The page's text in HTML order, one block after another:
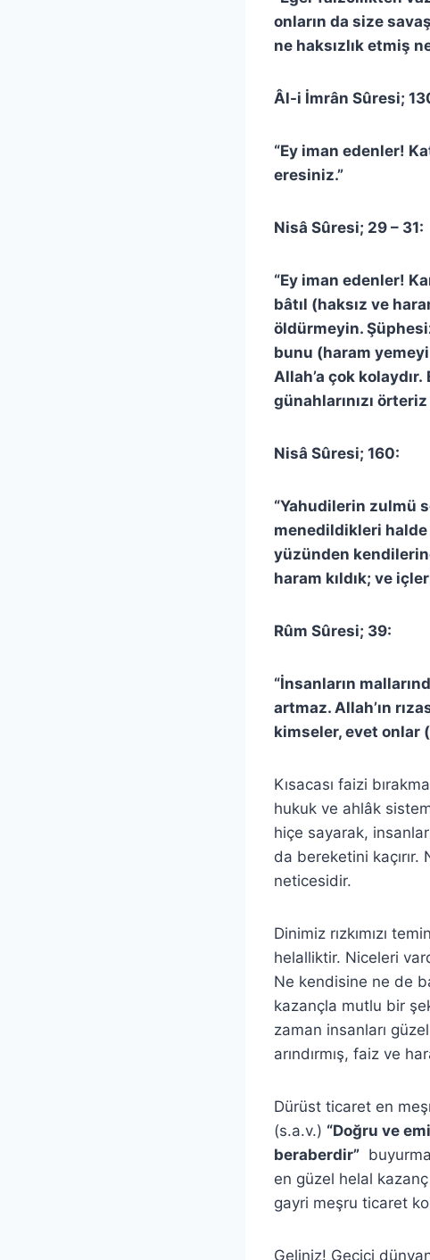
onların da size
ne haksızlık etmiş
Âl-i İmrân Sûresi;
“Ey iman edenler!
eresiniz.”
Nisâ Sûresi; 29 – 31:
“Ey iman edenler!
bâtıl (haksız ve
öldürmeyin.
bunu (haram
Allah’a çok
günahlarınızı
Nisâ Sûresi; 160:
“Yahudilerin zulmü
menedildikleri halde
yüzünden
haram kıldık; ve
Rûm Sûresi; 39:
“İnsanların
artmaz. Allah’ın
kimseler, evet onlar
Kısacası faizi
hukuk ve ahlâk
hiçe sayarak,
da bereketini
neticesidir.
Dinimiz rızkımızı
helalliktir. Niceleri
Ne kendisine ne de
kazançla mutlu bir
zaman insanları
arındırmış, faiz ve
Dürüst ticaret en
(s.a.v.) “Doğru ve
beraberdir”
en güzel helal
gayri meşru ticaret
Geliniz! Geçici